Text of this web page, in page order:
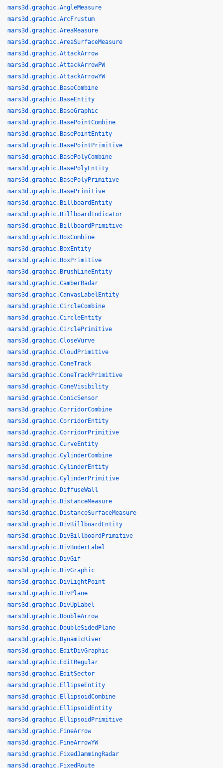
mars3d.graphic.AngleMeasure
mars3d.graphic.ArcFrustum
mars3d.graphic.AreaMeasure
mars3d.graphic.AreaSurfaceMeasure
mars3d.graphic.AttackArrow
mars3d.graphic.AttackArrowPW
mars3d.graphic.AttackArrowYW
mars3d.graphic.BaseCombine
mars3d.graphic.BaseEntity
mars3d.graphic.BaseGraphic
mars3d.graphic.BasePointCombine
mars3d.graphic.BasePointEntity
mars3d.graphic.BasePointPrimitive
mars3d.graphic.BasePolyCombine
mars3d.graphic.BasePolyEntity
mars3d.graphic.BasePolyPrimitive
mars3d.graphic.BasePrimitive
mars3d.graphic.BillboardEntity
mars3d.graphic.BillboardIndicator
mars3d.graphic.BillboardPrimitive
mars3d.graphic.BoxCombine
mars3d.graphic.BoxEntity
mars3d.graphic.BoxPrimitive
mars3d.graphic.BrushLineEntity
mars3d.graphic.CamberRadar
mars3d.graphic.CanvasLabelEntity
mars3d.graphic.CircleCombine
mars3d.graphic.CircleEntity
mars3d.graphic.CirclePrimitive
mars3d.graphic.CloseVurve
mars3d.graphic.CloudPrimitive
mars3d.graphic.ConeTrack
mars3d.graphic.ConeTrackPrimitive
mars3d.graphic.ConeVisibility
mars3d.graphic.ConicSensor
mars3d.graphic.CorridorCombine
mars3d.graphic.CorridorEntity
mars3d.graphic.CorridorPrimitive
mars3d.graphic.CurveEntity
mars3d.graphic.CylinderCombine
mars3d.graphic.CylinderEntity
mars3d.graphic.CylinderPrimitive
mars3d.graphic.DiffuseWall
mars3d.graphic.DistanceMeasure
mars3d.graphic.DistanceSurfaceMeasure
mars3d.graphic.DivBillboardEntity
mars3d.graphic.DivBillboardPrimitive
mars3d.graphic.DivBoderLabel
mars3d.graphic.DivGif
mars3d.graphic.DivGraphic
mars3d.graphic.DivLightPoint
mars3d.graphic.DivPlane
mars3d.graphic.DivUpLabel
mars3d.graphic.DoubleArrow
mars3d.graphic.DoubleSidedPlane
mars3d.graphic.DynamicRiver
mars3d.graphic.EditDivGraphic
mars3d.graphic.EditRegular
mars3d.graphic.EditSector
mars3d.graphic.EllipseEntity
mars3d.graphic.EllipsoidCombine
mars3d.graphic.EllipsoidEntity
mars3d.graphic.EllipsoidPrimitive
mars3d.graphic.FineArrow
mars3d.graphic.FineArrowYW
mars3d.graphic.FixedJammingRadar
mars3d.graphic.FixedRoute